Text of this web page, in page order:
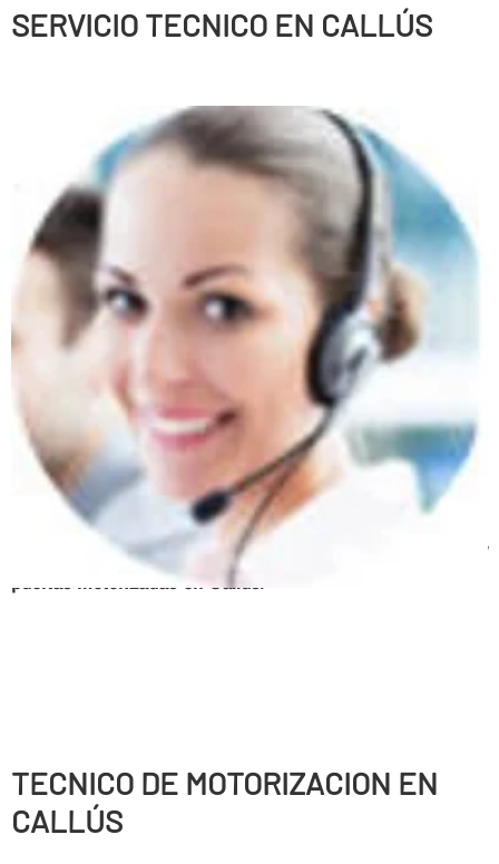
SERVICIO TECNICO EN CALLÚS
Persianas enrollables, Puertas correderas, Puertas
batientes, Puertas seccionales, Correderas automáticas
de cristal, Sistemas de anti-cizallamiento, Puertas
peatonales, Puertas basculantes, Puertas radio
frecuencia, Urgencias 24 horas, Mantenimiento de
Servicio tecnico, expertos en automatismos y
puertas motorizadas en Callús.
TECNICO DE MOTORIZACION EN
CALLÚS